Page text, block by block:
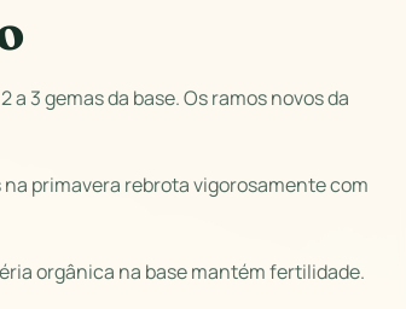
3 gemas da base. Os ramos novos da
primavera rebrota vigorosamente com
orgânica na base mantém fertilidade.